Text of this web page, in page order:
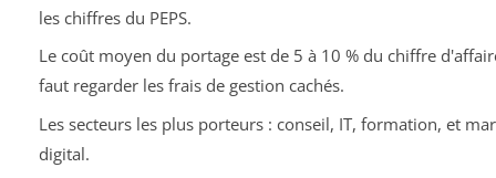
les chiffres du PEPS.
Le coût moyen du portage est de 5 à 10 % du chiffre
faut regarder les frais de gestion cachés.
Les secteurs les plus porteurs : conseil, IT, formation, et
digital.